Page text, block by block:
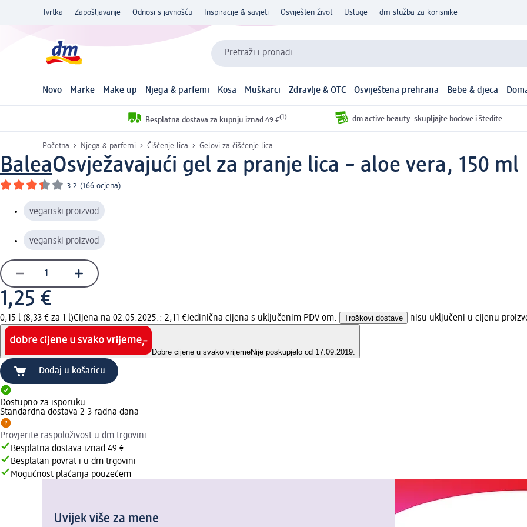
Tvrtka Zapošljavanje Odnosi s javnošću Inspiracije & savjeti Osviješten život Usluge dm služba za korisnike
Pretraži i pronađi
Novo Marke Make up Njega & parfemi Kosa Muškarci Zdravlje & OTC Osviještena prehrana Bebe & djeca
Besplatna dostava za kupnju iznad 49 €(1) dm active beauty: skupljajte bodove i štedite
Početna Njega & parfemi Čišćenje lica Gelovi za čišćenje lica
BaleaOsvježavajući gel za pranje lica – aloe vera, 150 ml
3.2 (166 ocjena)
veganski proizvod
veganski proizvod
1,25 €
0,15 l (8,33 € za 1 l)Cijena na 02.05.2025.: 2,11 €Jedinična cijena s uključenim PDV-om. Troškovi dostave nisu uključeni u cijenu
Dobre cijene u svako vrijemeNije poskupjelo od 17.09.2019.
Dodaj u košaricu
Dostupno za isporuku
Standardna dostava 2-3 radna dana
Provjerite raspoloživost u dm trgovini
Besplatna dostava iznad 49 €
Besplatan povrat i u dm trgovini
Mogućnost plaćanja pouzećem
Uvijek više za mene